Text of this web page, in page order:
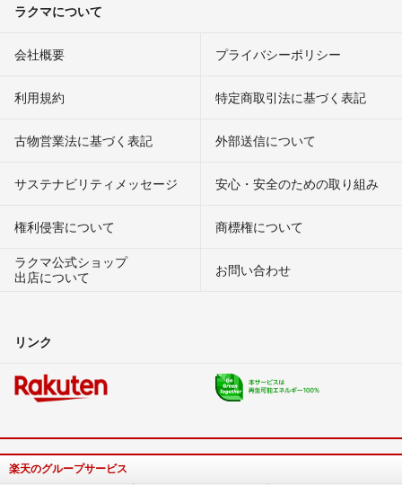
ラクマについて
会社概要 プライバシーポリシー
利用規約 特定商取引法に基づく表記
古物営業法に基づく表記 外部送信について
サステナビリティメッセージ 安心・安全のための取り組み
権利侵害について
商標権について
ラクマ公式ショップ
出店について
お問い合わせ
リンク
楽天のグループサービス